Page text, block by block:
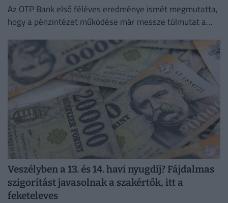
Az OTP Bank első féléves eredménye ismét megmutatta,
hogy a pénzintézet működése már messze túlmutat a
Veszélyben a 13. és 14. havi nyugdíj? Fájdalmas
szigorítást javasolnak a szakértők, itt a
feketeleves